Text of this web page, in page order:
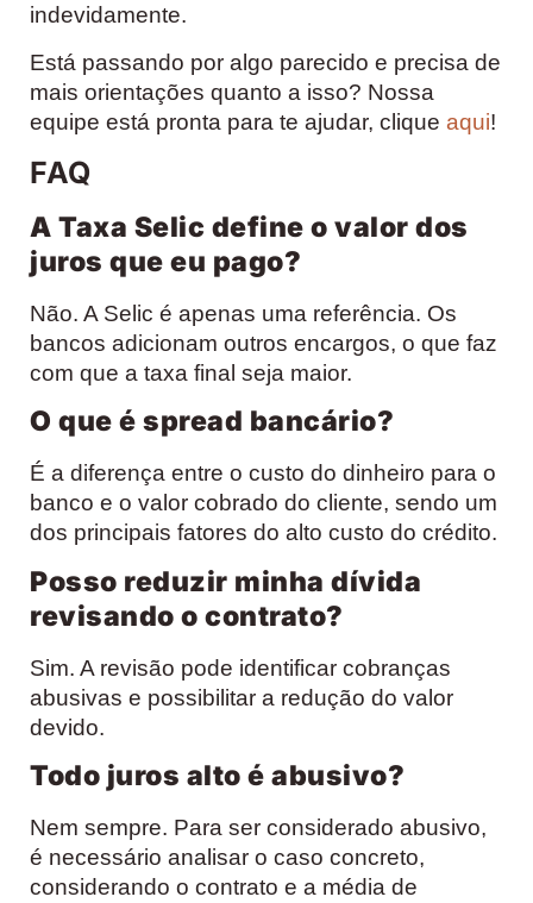
indevidamente.
Está passando por algo parecido e precisa de
mais orientações quanto a isso? Nossa
equipe está pronta para te ajudar, clique aqui!
FAQ
A Taxa Selic define o valor dos
juros que eu pago?
Não. A Selic é apenas uma referência. Os
bancos adicionam outros encargos, o que faz
com que a taxa final seja maior.
O que é spread bancário?
É a diferença entre o custo do dinheiro para o
banco e o valor cobrado do cliente, sendo um
dos principais fatores do alto custo do crédito.
Posso reduzir minha dívida
revisando o contrato?
Sim. A revisão pode identificar cobranças
abusivas e possibilitar a redução do valor
devido.
Todo juros alto é abusivo?
Nem sempre. Para ser considerado abusivo,
é necessário analisar o caso concreto,
considerando o contrato e a média de